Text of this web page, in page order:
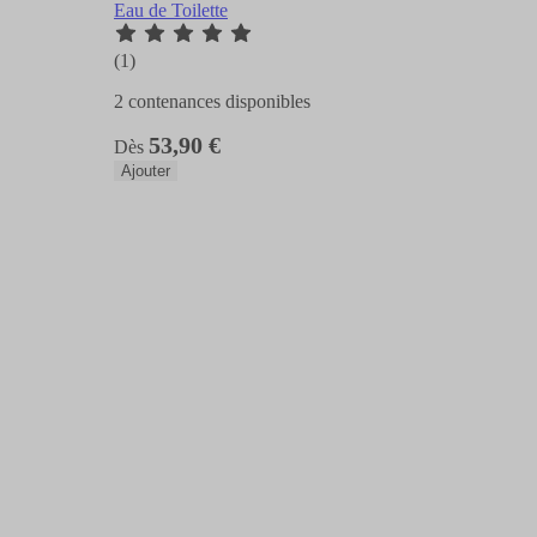
Eau de Toilette
(1)
2 contenances disponibles
Dès 53,90 €
Ajouter